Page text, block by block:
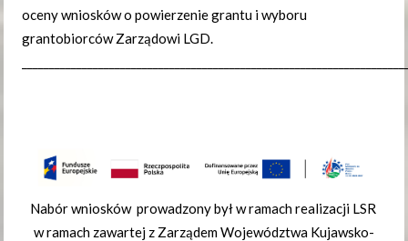
oceny wniosków o powierzenie grantu i wyboru
grantobiorców Zarządowi LGD.
Nabór wniosków prowadzony był w ramach realizacji LSR
w ramach zawartej z Zarządem Województwa Kujawsko-